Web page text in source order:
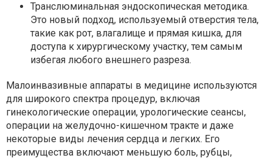
Транслюминальная эндоскопическая методика.
Это новый подход, используемый отверстия тела,
такие как рот, влагалище и прямая кишка, для
доступа к хирургическому участку, тем самым
избегая любого внешнего разреза.
Малоинвазивные аппараты в медицине используются
для широкого спектра процедур, включая
гинекологические операции, урологические сеансы,
операции на желудочно-кишечном тракте и даже
некоторые виды лечения сердца и легких. Его
преимущества включают меньшую боль, рубцы,